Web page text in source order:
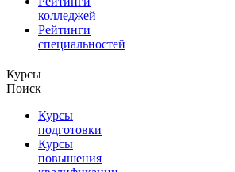
колледжей
Рейтинги
специальностей
Курсы
Поиск
Курсы
подготовки
Курсы
повышения